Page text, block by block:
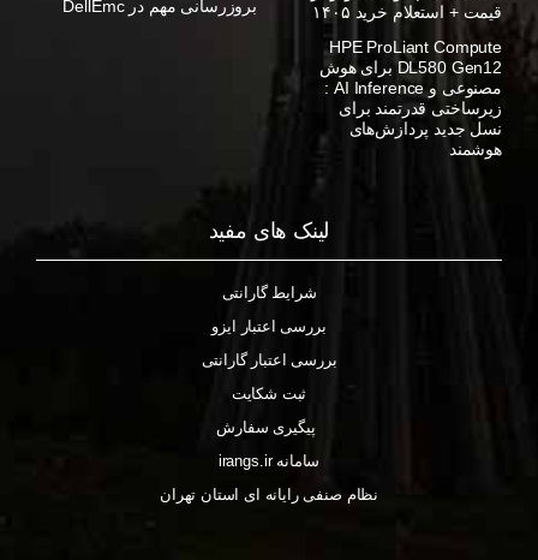
قیمت + استعلام خرید ۱۴۰۵
HPE ProLiant Compute
DL580 Gen12 برای هوش
مصنوعی و AI Inference :
زیرساختی قدرتمند برای
نسل جدید پردازش‌های
هوشمند
بروزرسانی مهم در DellEmc
لینک های مفید
شرایط گارانتی
بررسی اعتبار ایزو
بررسی اعتبار گارانتی
ثبت شکایت
پیگیری سفارش
سامانه irangs.ir
نظام صنفی رایانه ای استان تهران